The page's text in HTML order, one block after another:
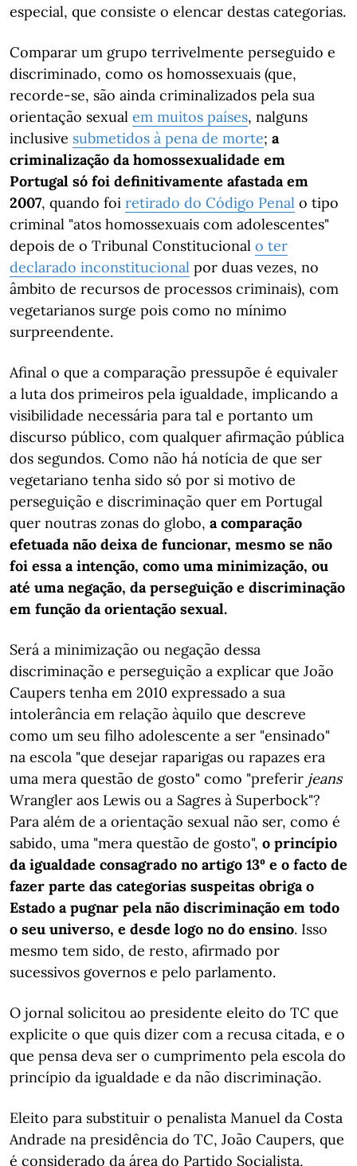
especial, que consiste o elencar destas categorias.
Comparar um grupo terrivelmente perseguido e
discriminado, como os homossexuais (que,
recorde-se, são ainda criminalizados pela sua
orientação sexual em muitos países, nalguns
inclusive submetidos à pena de morte; a
criminalização da homossexualidade em
Portugal só foi definitivamente afastada em
2007, quando foi retirado do Código Penal o tipo
criminal "atos homossexuais com adolescentes"
depois de o Tribunal Constitucional o ter
declarado inconstitucional por duas vezes, no
âmbito de recursos de processos criminais), com
vegetarianos surge pois como no mínimo
surpreendente.
Afinal o que a comparação pressupõe é equivaler
a luta dos primeiros pela igualdade, implicando a
visibilidade necessária para tal e portanto um
discurso público, com qualquer afirmação pública
dos segundos. Como não há notícia de que ser
vegetariano tenha sido só por si motivo de
perseguição e discriminação quer em Portugal
quer noutras zonas do globo, a comparação
efetuada não deixa de funcionar, mesmo se não
foi essa a intenção, como uma minimização, ou
até uma negação, da perseguição e discriminação
em função da orientação sexual.
Será a minimização ou negação dessa
discriminação e perseguição a explicar que João
Caupers tenha em 2010 expressado a sua
intolerância em relação àquilo que descreve
como um seu filho adolescente a ser "ensinado"
na escola "que desejar raparigas ou rapazes era
uma mera questão de gosto" como "preferir jeans
Wrangler aos Lewis ou a Sagres à Superbock"?
Para além de a orientação sexual não ser, como é
sabido, uma "mera questão de gosto", o princípio
da igualdade consagrado no artigo 13º e o facto de
fazer parte das categorias suspeitas obriga o
Estado a pugnar pela não discriminação em todo
o seu universo, e desde logo no do ensino. Isso
mesmo tem sido, de resto, afirmado por
sucessivos governos e pelo parlamento.
O jornal solicitou ao presidente eleito do TC que
explicite o que quis dizer com a recusa citada, e o
que pensa deva ser o cumprimento pela escola do
princípio da igualdade e da não discriminação.
Eleito para substituir o penalista Manuel da Costa
Andrade na presidência do TC, João Caupers, que
é considerado da área do Partido Socialista,